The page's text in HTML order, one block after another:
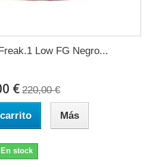
Low FG Negro...
€ 220,00 €
Más
En stock